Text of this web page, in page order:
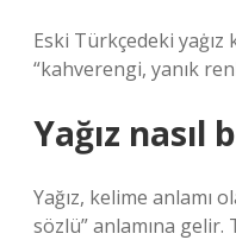
Eski Türkçedeki
“kahverengi, yanık
Yağız nasıl
Yağız, kelime anlamı
sözlü” anlamına